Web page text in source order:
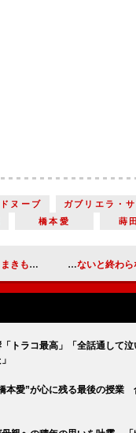
ヌーブ ガブリエラ・サ
橋本愛 蒔
画コラム】 大作にはない味わいが楽しめる小品
「トラコ最高」「全話通して
本愛”が心に残る最後の授業